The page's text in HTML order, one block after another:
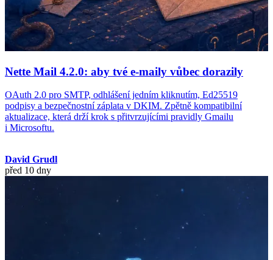
Nette Mail 4.2.0: aby tvé e-maily vůbec dorazily
OAuth 2.0 pro SMTP, odhlášení jedním kliknutím, Ed25519
podpisy a bezpečnostní záplata v DKIM. Zpětně kompatibilní
aktualizace, která drží krok s přitvrzujícími pravidly Gmailu
i Microsoftu.
David Grudl
před 10 dny